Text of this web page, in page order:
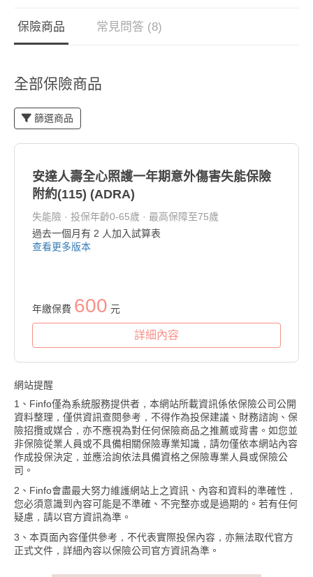
保險商品 常見問答 (8)
全部保險商品
篩選商品
安達人壽全心照護一年期意外傷害失能保險
附約(115) (ADRA)
失能險 · 投保年齡0-65歲 · 最高保障至75歲
過去一個月有 2 人加入試算表
查看更多版本
年繳保費 600 元
詳細內容
網站提醒
1、Finfo僅為系統服務提供者，本網站所載資訊係依保險公司公開
資料整理，僅供資訊查閱參考，不得作為投保建議、財務諮詢、保
險招攬或媒合，亦不應視為對任何保險商品之推薦或背書。如您並
非保險從業人員或不具備相關保險專業知識，請勿僅依本網站內容
作成投保決定，並應洽詢依法具備資格之保險專業人員或保險公
司。
2、Finfo會盡最大努力維護網站上之資訊、內容和資料的準確性，
您必須意識到內容可能是不準確、不完整亦或是過期的。若有任何
疑慮，請以官方資訊為準。
3、本頁面內容僅供參考，不代表實際投保內容，亦無法取代官方
正式文件，詳細內容以保險公司官方資訊為準。